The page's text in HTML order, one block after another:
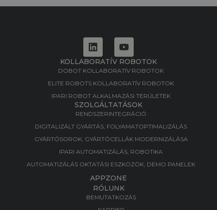
KOLLABORATÍV ROBOTOK
DOBOT KOLLABORATÍV ROBOTOK
ELITE ROBOTS KOLLABORATÍV ROBOTOK
IPARI ROBOT ALKALMAZÁSI TERÜLETEK
SZOLGÁLTATÁSOK
RENDSZERINTEGRÁCIÓ
DIGITALIZÁLT GYÁRTÁS, FOLYAMATOPTIMALIZÁLÁS​
GYÁRTÓSOROK, GYÁRTÓCELLÁK MODERNIZÁLÁSA​
IPARI AUTOMATIZÁLÁS, ROBOTIKA​
AUTOMATIZÁLÁS OKTATÁSI ESZKÖZÖK, DEMO PANELEK​
APPZONE
RÓLUNK
BEMUTATKOZÁS